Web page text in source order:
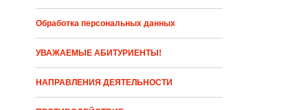
Обработка персональных данных
УВАЖАЕМЫЕ АБИТУРИЕНТЫ!
НАПРАВЛЕНИЯ ДЕЯТЕЛЬНОСТИ